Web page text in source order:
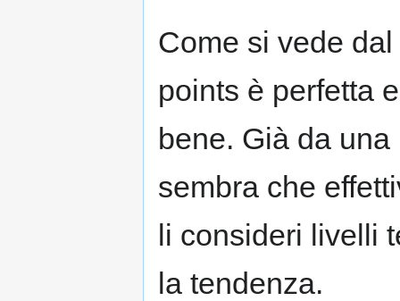
Come si vede
points è perfetta
bene. Già da
sembra che
li consideri livelli
la tendenza.